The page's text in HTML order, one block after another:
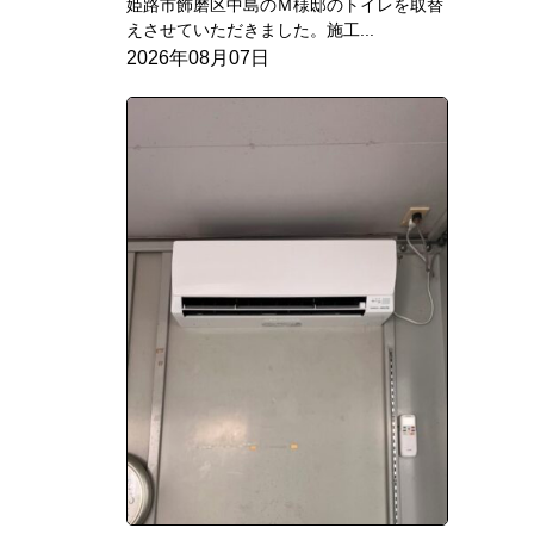
姫路市飾磨区中島のＭ様邸のトイレを取替
えさせていただきました。施工...
2026年08月07日